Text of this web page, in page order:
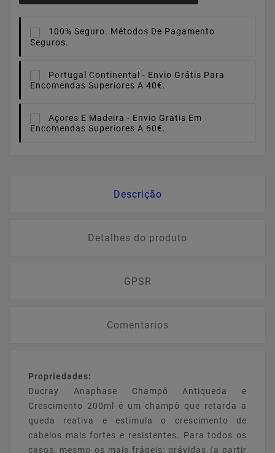
100% Seguro. Métodos De Pagamento
Seguros.
Portugal Continental - Envio Grátis Para
Encomendas Superiores A 40€.
Açores E Madeira - Envio Grátis Em
Encomendas Superiores A 60€.
Descrição
Detalhes do produto
GPSR
Comentarios
Propriedades:
Ducray Anaphase Champô Antiqueda e
Crescimento 200ml é um champô que retarda a
queda reativa e estimula o crescimento de
cabelos mais fortes e resistentes. Para todos os
casos, mesmo os mais frágeis: grávidas (a partir